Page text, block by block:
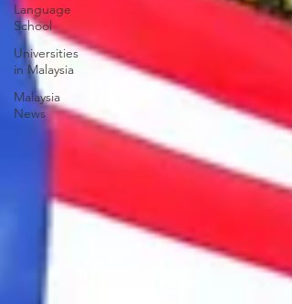
Language
School
Universities
in Malaysia
Malaysia
News